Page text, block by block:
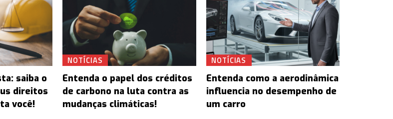
saiba o
direitos
você!
NOTÍCIAS
Entenda o papel dos créditos
de carbono na luta contra as
mudanças climáticas!
NOTÍCIAS
Entenda como a aerodinâmica
influencia no desempenho de
um carro